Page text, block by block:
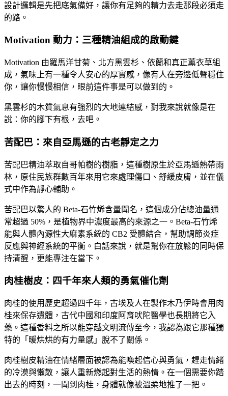
設計邏輯是先把底氣備好，讓你有足夠的精力去走那段必須走
的路。
Motivation 動力：三種精油組成的啟動鍵
Motivation 由羅馬洋甘菊、北方黑雲杉、依蘭和真正薰衣草組
成，氣味上有一種令人安心的厚實感，像有人在旁邊低聲穩住
你，讓你慢慢相信，眼前這件事是可以做到的。
黑雲杉的木質氣息有強烈的大地連結感，對我來說就像是在
說：你的腳下有根，去吧。
苦配巴：來自亞馬遜的古老靜定之力
苦配巴精油萃取自哥帕樹的樹脂，這種樹原生於亞馬遜熱帶雨
林，原住民族群數百年來用它來處理傷口、舒緩皮膚，並在儀
式中作為靜心輔助。
苦配巴以驚人的 Beta-石竹烯含量聞名，這個成分佔總油量通
常超過 50%，是植物界中濃度最高的來源之一。Beta-石竹烯
能與人體內源性大麻素系統的 CB2 受體結合，幫助調節炎症
反應與神經系統的平衡。白話來說，就是幫你在放鬆的同時保
持清醒，更能專注在當下。
肉桂樹皮：四千年來人類的勇氣催化劑
肉桂的使用歷史超過四千年，古埃及人在製作木乃伊時會用肉
桂來保存遺體，古代中國和印度阿育吠陀醫學也長期將它入
藥。這種香料之所以能穿越文明流傳至今，我認為跟它那種獨
特的「暖烘烘的有力量感」脫不了關係。
肉桂樹皮精油在情緒層面被認為能喚起信心與勇氣，趕走情緒
的冷漠與懶散，讓人重新燃起對生活的熱情。在一個需要你踏
出去的時刻，一聞到肉桂，身體就像被溫柔地推了一把。